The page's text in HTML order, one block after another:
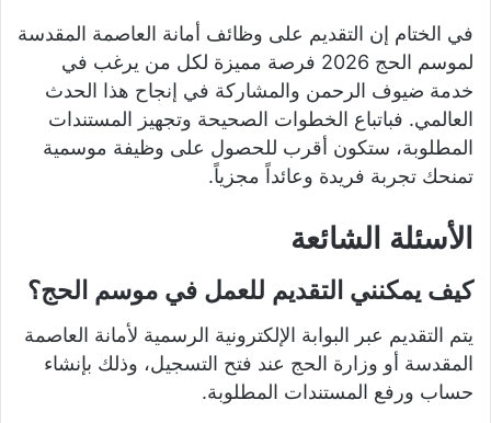
في الختام إن التقديم على وظائف أمانة العاصمة المقدسة
لموسم الحج 2026 فرصة مميزة لكل من يرغب في
خدمة ضيوف الرحمن والمشاركة في إنجاح هذا الحدث
العالمي. فباتباع الخطوات الصحيحة وتجهيز المستندات
المطلوبة، ستكون أقرب للحصول على وظيفة موسمية
تمنحك تجربة فريدة وعائداً مجزياً.
الأسئلة الشائعة
كيف يمكنني التقديم للعمل في موسم الحج؟
يتم التقديم عبر البوابة الإلكترونية الرسمية لأمانة العاصمة
المقدسة أو وزارة الحج عند فتح التسجيل، وذلك بإنشاء
حساب ورفع المستندات المطلوبة.